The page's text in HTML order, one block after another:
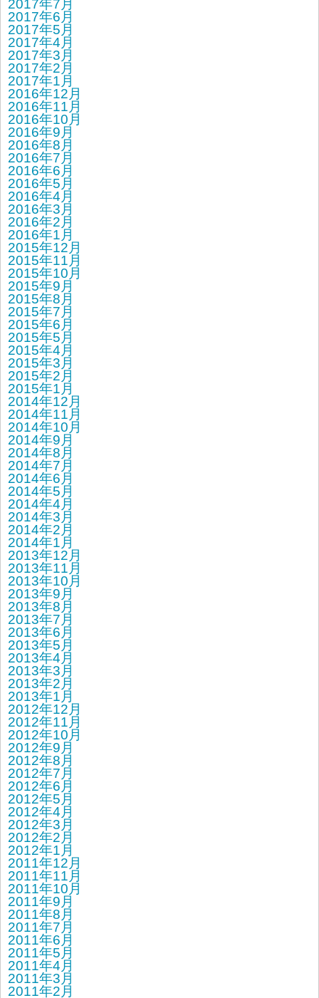
2017年7月
2017年6月
2017年5月
2017年4月
2017年3月
2017年2月
2017年1月
2016年12月
2016年11月
2016年10月
2016年9月
2016年8月
2016年7月
2016年6月
2016年5月
2016年4月
2016年3月
2016年2月
2016年1月
2015年12月
2015年11月
2015年10月
2015年9月
2015年8月
2015年7月
2015年6月
2015年5月
2015年4月
2015年3月
2015年2月
2015年1月
2014年12月
2014年11月
2014年10月
2014年9月
2014年8月
2014年7月
2014年6月
2014年5月
2014年4月
2014年3月
2014年2月
2014年1月
2013年12月
2013年11月
2013年10月
2013年9月
2013年8月
2013年7月
2013年6月
2013年5月
2013年4月
2013年3月
2013年2月
2013年1月
2012年12月
2012年11月
2012年10月
2012年9月
2012年8月
2012年7月
2012年6月
2012年5月
2012年4月
2012年3月
2012年2月
2012年1月
2011年12月
2011年11月
2011年10月
2011年9月
2011年8月
2011年7月
2011年6月
2011年5月
2011年4月
2011年3月
2011年2月